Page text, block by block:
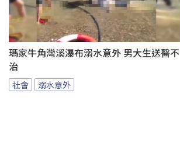
瑪家牛角灣溪瀑布溺水意外 男大生送醫不
治
社會 溺水意外